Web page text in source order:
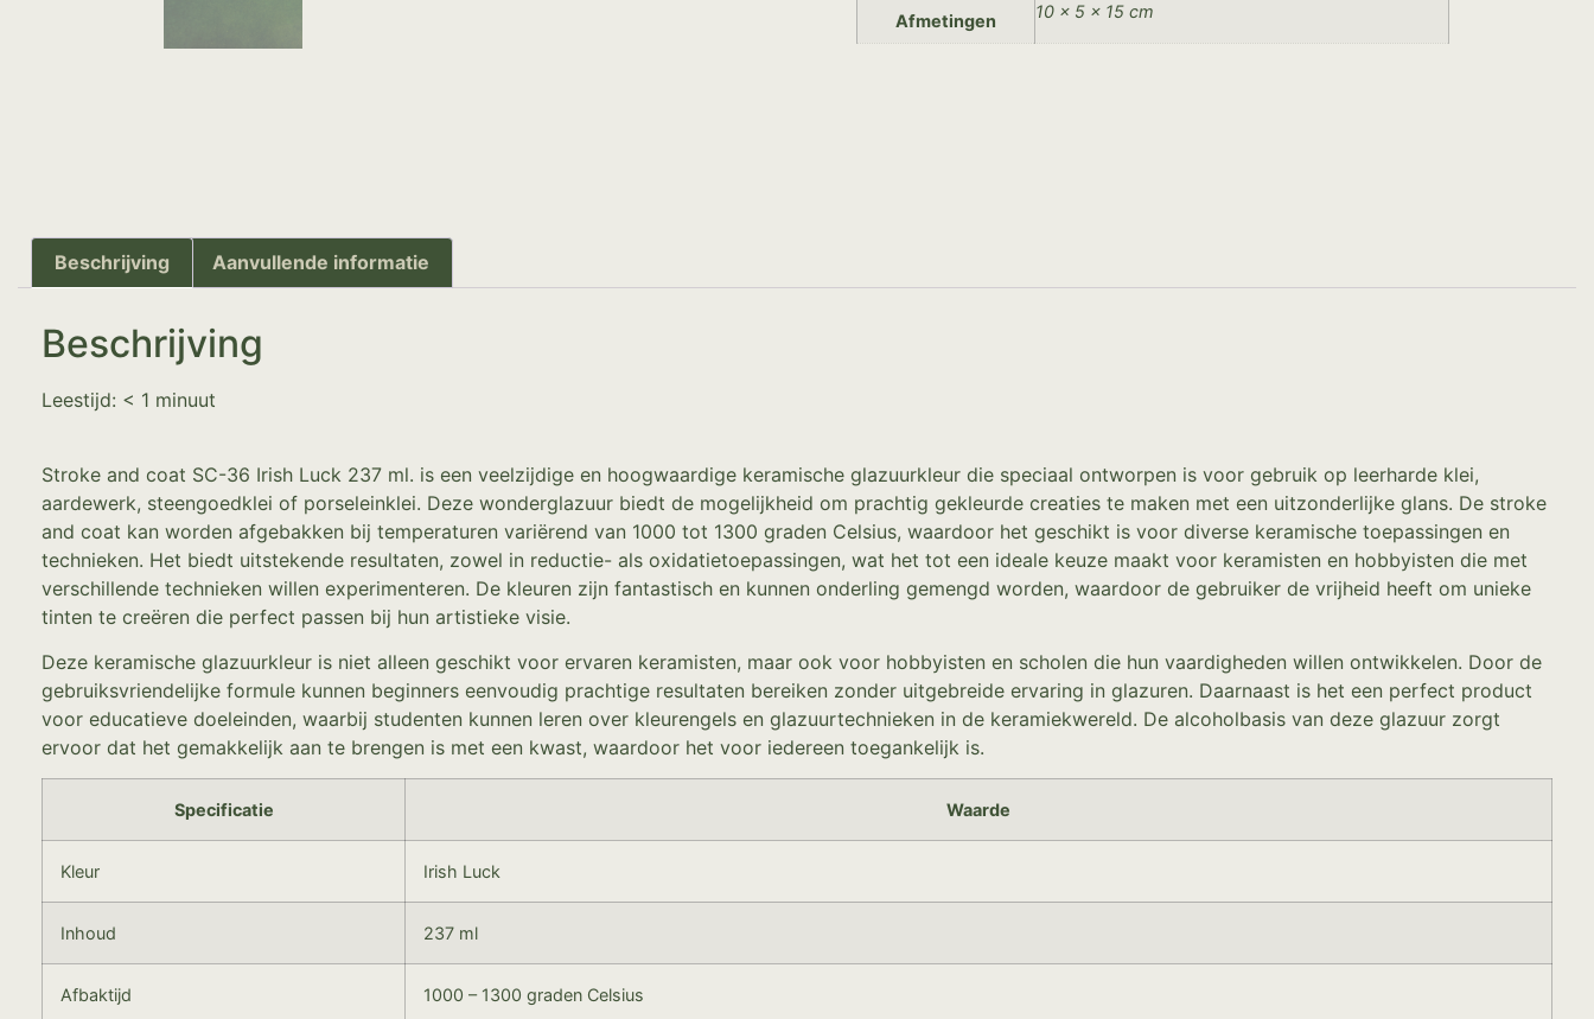
Afmetingen 10 × 5 × 15 cm
Beschrijving Aanvullende informatie
Beschrijving
Leestijd: < 1 minuut
Stroke and coat SC-36 Irish Luck 237 ml. is een veelzijdige en hoogwaardige keramische glazuurkleur die speciaal ontworpen is voor gebruik op leerharde klei,
aardewerk, steengoedklei of porseleinklei. Deze wonderglazuur biedt de mogelijkheid om prachtig gekleurde creaties te maken met een uitzonderlijke glans. De stroke
and coat kan worden afgebakken bij temperaturen variërend van 1000 tot 1300 graden Celsius, waardoor het geschikt is voor diverse keramische toepassingen en
technieken. Het biedt uitstekende resultaten, zowel in reductie- als oxidatietoepassingen, wat het tot een ideale keuze maakt voor keramisten en hobbyisten die met
verschillende technieken willen experimenteren. De kleuren zijn fantastisch en kunnen onderling gemengd worden, waardoor de gebruiker de vrijheid heeft om unieke
tinten te creëren die perfect passen bij hun artistieke visie.
Deze keramische glazuurkleur is niet alleen geschikt voor ervaren keramisten, maar ook voor hobbyisten en scholen die hun vaardigheden willen ontwikkelen. Door de
gebruiksvriendelijke formule kunnen beginners eenvoudig prachtige resultaten bereiken zonder uitgebreide ervaring in glazuren. Daarnaast is het een perfect product
voor educatieve doeleinden, waarbij studenten kunnen leren over kleurengels en glazuurtechnieken in de keramiekwereld. De alcoholbasis van deze glazuur zorgt
ervoor dat het gemakkelijk aan te brengen is met een kwast, waardoor het voor iedereen toegankelijk is.
Specificatie Waarde
Kleur Irish Luck
Inhoud 237 ml
Afbaktijd 1000 – 1300 graden Celsius